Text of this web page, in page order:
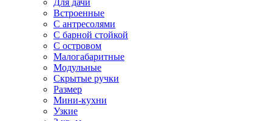
Для дачи
Встроенные
С антресолями
С барной стойкой
С островом
Малогабаритные
Модульные
Скрытые ручки
Размер
Мини-кухни
Узкие